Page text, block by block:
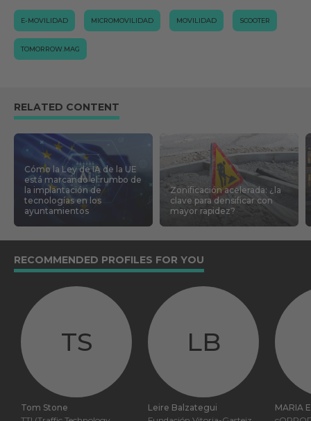
E-MOVILIDAD MICROMOVILIDAD MOVILIDAD SCOOTER
TOMORROW.MAG
RELATED CONTENT
Cómo la Ley de IA de la UE
está marcando el rumbo de
la implantación de
tecnologías en los
ayuntamientos
Zonificación acelerada: ¿la
clave para densificar con
mayor rapidez?
RECOMMENDED PROFILES FOR YOU
TS
Tom Stone
LB
Leire Balzategui
MARIA